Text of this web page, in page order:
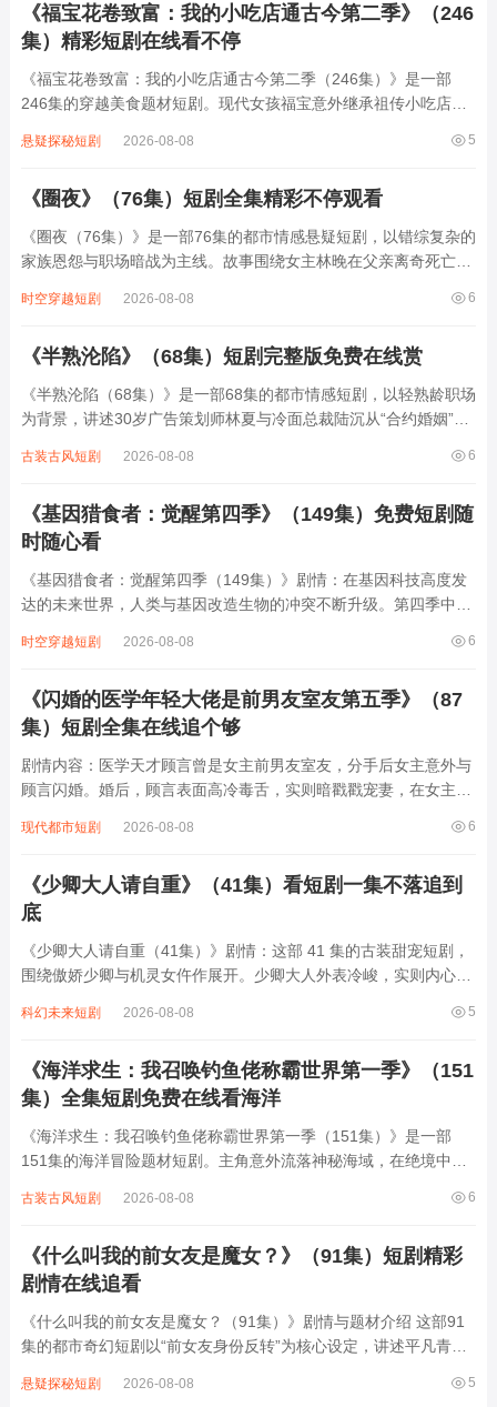
《福宝花卷致富：我的小吃店通古今第二季》（246
集）精彩短剧在线看不停
《福宝花卷致富：我的小吃店通古今第二季（246集）》是一部
246集的穿越美食题材短剧。现代女孩福宝意外继承祖传小吃店，
古法花卷秘方与现代经营理念结合，在古代用美食化解危机、结交
5
悬疑探秘短剧 2026-08-08
《圈夜》（76集）短剧全集精彩不停观看
《圈夜（76集）》是一部76集的都市情感悬疑短剧，以错综复杂的
家族恩怨与职场暗战为主线。故事围绕女主林晚在父亲离奇死亡
身调查记者，与神秘律师顾沉联手揭露真相，却在过程中陷入商业
6
时空穿越短剧 2026-08-08
《半熟沦陷》（68集）短剧完整版免费在线赏
《半熟沦陷（68集）》是一部68集的都市情感短剧，以轻熟龄职场
为背景，讲述30岁广告策划师林夏与冷面总裁陆沉从“合约婚姻”到
协议，两人在相处中逐渐打破隔阂：陆沉被林夏的坚韧与幽默打
6
古装古风短剧 2026-08-08
《基因猎食者：觉醒第四季》（149集）免费短剧随
时随心看
《基因猎食者：觉醒第四季（149集）》剧情：在基因科技高度发
达的未来世界，人类与基因改造生物的冲突不断升级。第四季中，
猎食者背后隐藏着更庞大的黑暗组织。他们不仅要对抗被基因改造
6
时空穿越短剧 2026-08-08
《闪婚的医学年轻大佬是前男友室友第五季》（87
集）短剧全集在线追个够
剧情内容：医学天才顾言曾是女主前男友室友，分手后女主意外与
顾言闪婚。婚后，顾言表面高冷毒舌，实则暗戳戳宠妻，在女主遭
柔攻势治愈她情伤。第五季中，两人感情升温却因顾言的医学研究
6
现代都市短剧 2026-08-08
《少卿大人请自重》（41集）看短剧一集不落追到
底
《少卿大人请自重（41集）》剧情：这部 41 集的古装甜宠短剧，
围绕傲娇少卿与机灵女仵作展开。少卿大人外表冷峻，实则内心柔
互相看不顺眼到渐生情愫。期间，他们携手破解诸多离奇案件，抽
5
科幻未来短剧 2026-08-08
《海洋求生：我召唤钓鱼佬称霸世界第一季》（151
集）全集短剧免费在线看海洋
《海洋求生：我召唤钓鱼佬称霸世界第一季（151集）》是一部
151集的海洋冒险题材短剧。主角意外流落神秘海域，在绝境中激
超凡钓技与海洋智慧，在危机四伏的海域对抗凶猛海兽、恶劣天
6
古装古风短剧 2026-08-08
《什么叫我的前女友是魔女？》（91集）短剧精彩
剧情在线追看
《什么叫我的前女友是魔女？（91集）》剧情与题材介绍 这部91
集的都市奇幻短剧以“前女友身份反转”为核心设定，讲述平凡青年
需定期吸取凡人情感能量维持人形。两人被迫同居后，苏璃用魔法
5
悬疑探秘短剧 2026-08-08